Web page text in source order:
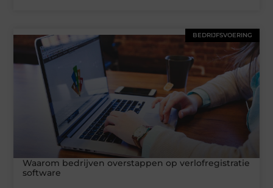
BEDRIJFSVOERING
Waarom bedrijven overstappen op verlofregistratie
software